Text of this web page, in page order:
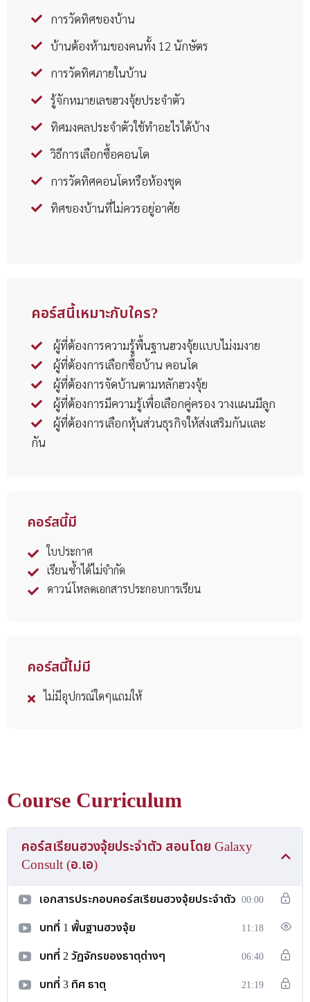
การวัดทิศของบ้าน
บ้านต้องห้ามของคนทั้ง 12 นักษัตร
การวัดทิศภายในบ้าน
รู้จักหมายเลขฮวงจุ้ยประจำตัว
ทิศมงคลประจำตัวใช้ทำอะไรได้บ้าง
วิธีการเลือกซื้อคอนโด
การวัดทิศคอนโดหรือห้องชุด
ทิศของบ้านที่ไม่ควรอยู่อาศัย
คอร์สนี้เหมาะกับใคร?
ผู้ที่ต้องการความรู้พื้นฐานฮวงจุ้ยแบบไม่งมงาย
ผู้ที่ต้องการเลือกซื้อบ้าน คอนโด
ผู้ที่ต้องการจัดบ้านตามหลักฮวงจุ้ย
ผู้ที่ต้องการมีความรู้เพื่อเลือกคู่ครอง วางแผนมีลูก
ผู้ที่ต้องการเลือกหุ้นส่วนธุรกิจให้ส่งเสริมกันและ
กัน
คอร์สนี้มี
ใบประกาศ
เรียนซ้ำได้ไม่จำกัด
ดาวน์โหลดเอกสารประกอบการเรียน
คอร์สนี้ไม่มี
ไม่มีอุปกรณ์ใดๆแถมให้
Course Curriculum
คอร์สเรียนฮวงจุ้ยประจำตัว สอนโดย Galaxy
Consult (อ.เอ)
เอกสารประกอบคอร์สเรียนฮวงจุ้ยประจำตัว 00:00
บทที่ 1 พื้นฐานฮวงจุ้ย 11:18
บทที่ 2 วัฏจักรของธาตุต่างๆ 06:40
บทที่ 3 ทิศ ธาตุ 21:19